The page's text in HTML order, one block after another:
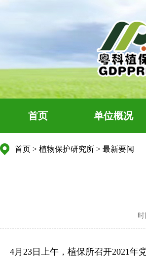
首页 单位概况
首页 > 植物保护研究所 > 最新要闻
时
4月23日上午，植保所召开2021年